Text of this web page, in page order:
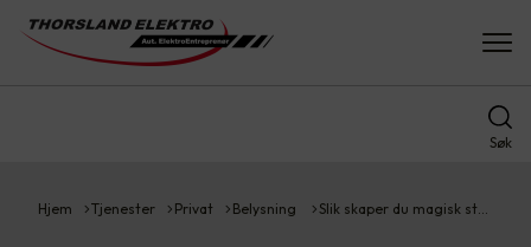
Søk
Hjem Tjenester Privat Belysning Slik skaper du magisk st…